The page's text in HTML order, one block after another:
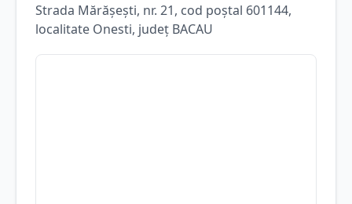
Strada Mărăşeşti, nr. 21, cod poștal 601144,
localitate Onesti, județ BACAU